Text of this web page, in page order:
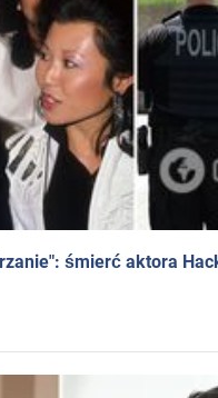
śmierć aktora